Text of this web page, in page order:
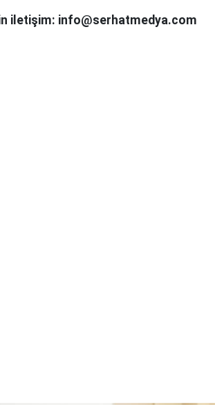
iletişim: info@serhatmedya.com